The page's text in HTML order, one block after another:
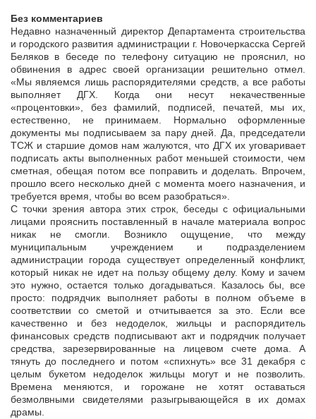
Без комментариев
Недавно назначенный директор Департамента строительства
и городского развития администрации г. Новочеркасска Сергей
Беляков в беседе по телефону ситуацию не прояснил, но
обвинения в адрес своей организации решительно отмел.
«Мы являемся лишь распорядителями средств, а все работы
выполняет ДГХ. Когда они несут некачественные
«процентовки», без фамилий, подписей, печатей, мы их,
естественно, не принимаем. Нормально оформленные
документы мы подписываем за пару дней. Да, председатели
ТСЖ и старшие домов нам жалуются, что ДГХ их уговаривает
подписать акты выполненных работ меньшей стоимости, чем
сметная, обещая потом все поправить и доделать. Впрочем,
прошло всего несколько дней с момента моего назначения, и
требуется время, чтобы во всем разобраться».
С точки зрения автора этих строк, беседы с официальными
лицами прояснить поставленный в начале материала вопрос
никак не смогли. Возникло ощущение, что между
муниципальным учреждением и подразделением
администрации города существует определенный конфликт,
который никак не идет на пользу общему делу. Кому и зачем
это нужно, остается только догадываться. Казалось бы, все
просто: подрядчик выполняет работы в полном объеме в
соответствии со сметой и отчитывается за это. Если все
качественно и без недоделок, жильцы и распорядитель
финансовых средств подписывают акт и подрядчик получает
средства, зарезервированные на лицевом счете дома. А
тянуть до последнего и потом «спихнуть» все 31 декабря с
целым букетом недоделок жильцы могут и не позволить.
Времена меняются, и горожане не хотят оставаться
безмолвными свидетелями разыгрывающейся в их домах
драмы.